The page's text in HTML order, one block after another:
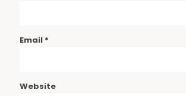
Email *
Website